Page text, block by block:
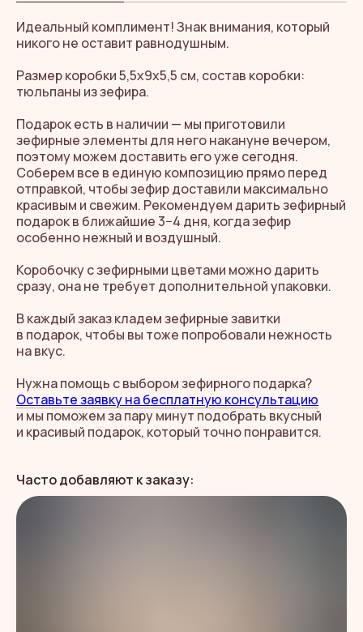
Идеальный комплимент! Знак внимания, который
никого не оставит равнодушным.
Размер коробки 5,5х9х5,5 см, состав коробки:
тюльпаны из зефира.
Подарок есть в наличии — мы приготовили
зефирные элементы для него накануне вечером,
поэтому можем доставить его уже сегодня.
Соберем все в единую композицию прямо перед
отправкой, чтобы зефир доставили максимально
красивым и свежим. Рекомендуем дарить зефирный
подарок в ближайшие 3−4 дня, когда зефир
особенно нежный и воздушный.
Коробочку с зефирными цветами можно дарить
сразу, она не требует дополнительной упаковки.
В каждый заказ кладем зефирные завитки
в подарок, чтобы вы тоже попробовали нежность
на вкус.
Нужна помощь с выбором зефирного подарка?
Оставьте заявку на бесплатную консультацию
и мы поможем за пару минут подобрать вкусный
и красивый подарок, который точно понравится.
Часто добавляют к заказу: